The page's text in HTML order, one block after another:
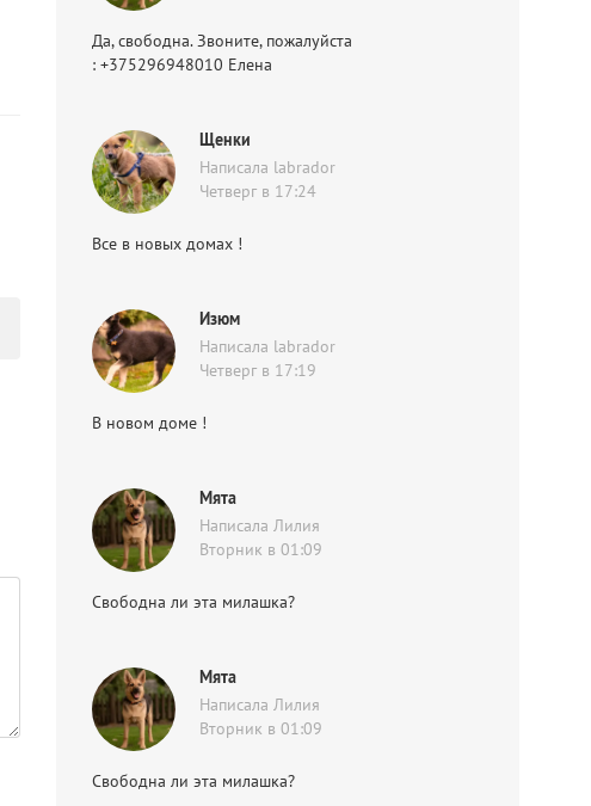
Да, свободна. Звоните, пожалуйста
: +375296948010 Елена
Щенки
Написала labrador
Четверг в 17:24
Все в новых домах !
Изюм
Написала labrador
Четверг в 17:19
В новом доме !
Мята
Написала Лилия
Вторник в 01:09
Свободна ли эта милашка?
Мята
Написала Лилия
Вторник в 01:09
Свободна ли эта милашка?